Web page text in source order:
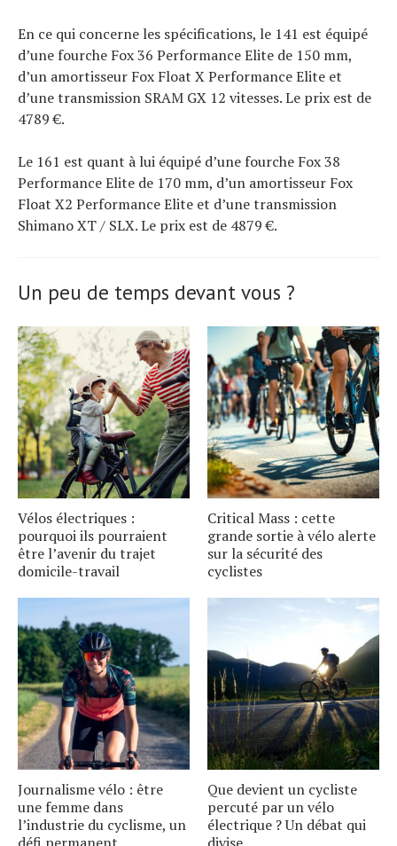
En ce qui concerne les spécifications, le 141 est équipé
d’une fourche Fox 36 Performance Elite de 150 mm,
d’un amortisseur Fox Float X Performance Elite et
d’une transmission SRAM GX 12 vitesses. Le prix est de
4789 €.
Le 161 est quant à lui équipé d’une fourche Fox 38
Performance Elite de 170 mm, d’un amortisseur Fox
Float X2 Performance Elite et d’une transmission
Shimano XT / SLX. Le prix est de 4879 €.
Un peu de temps devant vous ?
Vélos électriques :
pourquoi ils pourraient
être l’avenir du trajet
domicile-travail
Critical Mass : cette
grande sortie à vélo alerte
sur la sécurité des
cyclistes
Journalisme vélo : être
une femme dans
l’industrie du cyclisme, un
Que devient un cycliste
percuté par un vélo
électrique ? Un débat qui